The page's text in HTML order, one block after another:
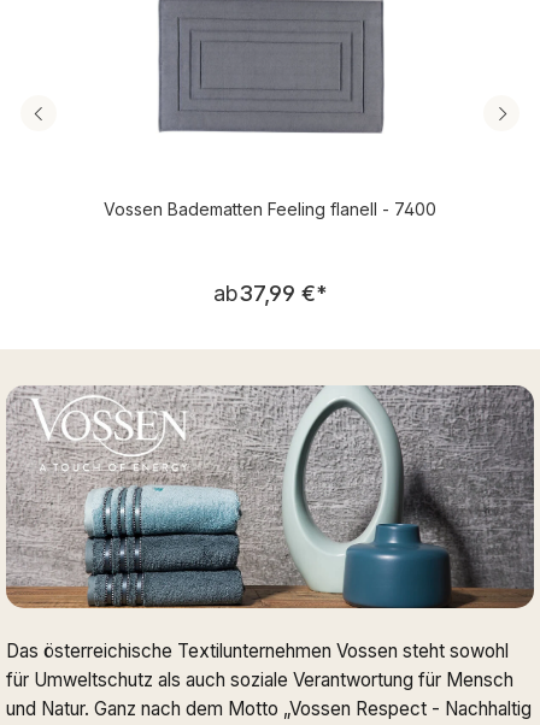
Vossen Badematten Feeling flanell - 7400
Regulärer Preis:
ab37,99 €*
Das österreichische Textilunternehmen Vossen steht sowohl
für Umweltschutz als auch soziale Verantwortung für Mensch
und Natur. Ganz nach dem Motto „Vossen Respect - Nachhaltig